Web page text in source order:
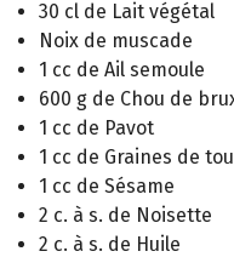
30 cl de Lait végétal
Noix de muscade
1 cc de Ail semoule
600 g de Chou de
1 cc de Pavot
1 cc de Graines de
1 cc de Sésame
2 c. à s. de Noisette
2 c. à s. de Huile